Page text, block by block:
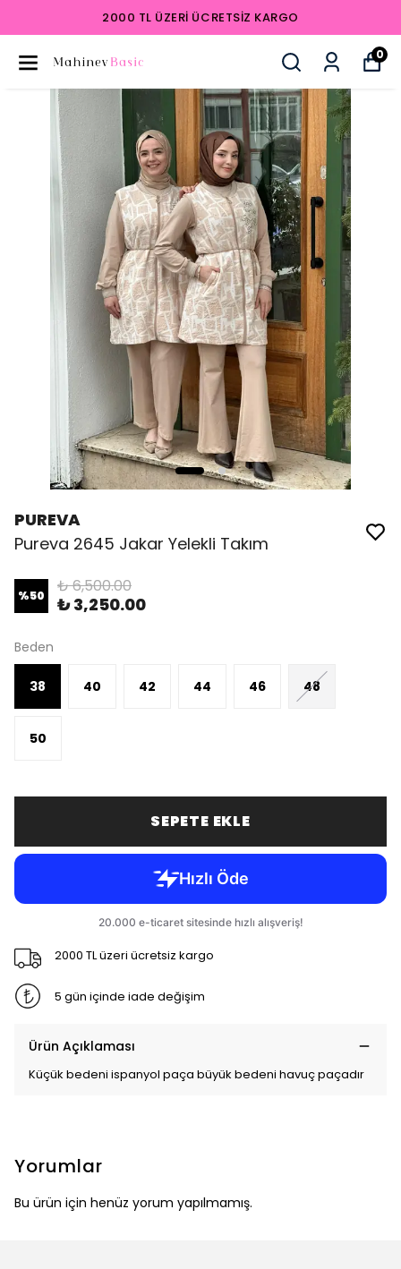
2000 TL ÜZERI ÜCRETSIZ KARGO
0
PUREVA
Pureva 2645 Jakar Yelekli Takım
%50 ₺ 6,500.00
₺ 3,250.00
Beden
38 40 42 44 46 48
50
SEPETE EKLE
2000 TL üzeri ücretsiz kargo
5 gün içinde iade değişim
Ürün Açıklaması
Küçük bedeni ispanyol paça büyük bedeni havuç paçadır
Yorumlar
Bu ürün için henüz yorum yapılmamış.